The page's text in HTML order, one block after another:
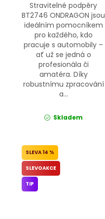
Stravitelné podpěry
BT2746 ONDRAGON jsou
ideálním pomocníkem
pro každého, kdo
pracuje s automobily –
ať už se jedná o
profesionála či
amatéra. Díky
robustnímu zpracování
a...
Skladem
14 %
SLEVOAKCE
TIP